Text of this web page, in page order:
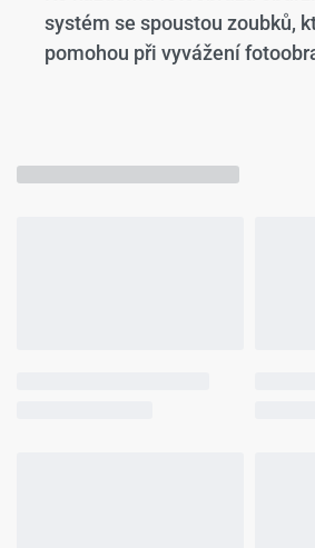
systém se spoustou zoubků,
pomohou při vyvážení